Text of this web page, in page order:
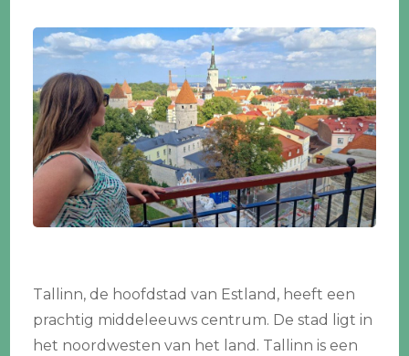
doen
een
Tallinn, de hoofdstad van Estland, heeft een
prachtig middeleeuws centrum. De stad ligt in
het noordwesten van het land. Tallinn is een